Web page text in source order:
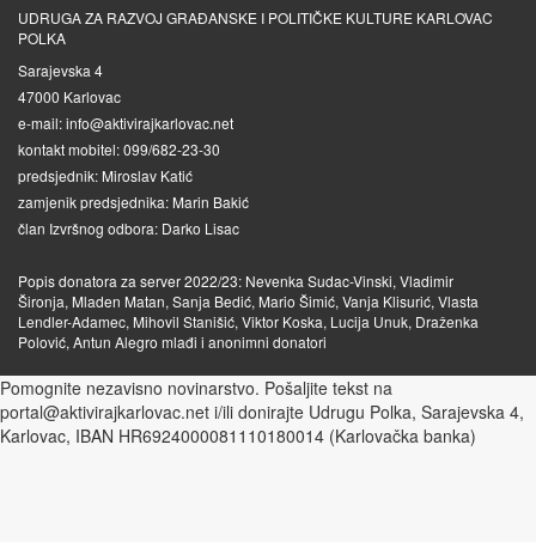
UDRUGA ZA RAZVOJ GRAĐANSKE I POLITIČKE KULTURE KARLOVAC
POLKA
Sarajevska 4
47000 Karlovac
e-mail: info@aktivirajkarlovac.net
kontakt mobitel: 099/682-23-30
predsjednik: Miroslav Katić
zamjenik predsjednika: Marin Bakić
član Izvršnog odbora: Darko Lisac
Popis donatora za server 2022/23: Nevenka Sudac-Vinski, Vladimir
Šironja, Mladen Matan, Sanja Bedić, Mario Šimić, Vanja Klisurić, Vlasta
Lendler-Adamec, Mihovil Stanišić, Viktor Koska, Lucija Unuk, Draženka
Polović, Antun Alegro mlađi i anonimni donatori
Pomognite nezavisno novinarstvo. Pošaljite tekst na
portal@aktivirajkarlovac.net i/ili donirajte Udrugu Polka, Sarajevska 4,
Karlovac, IBAN HR6924000081110180014 (Karlovačka banka)